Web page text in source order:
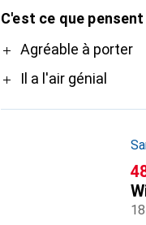
C'est ce que
ProAgréable à porter
Il a l'air génial